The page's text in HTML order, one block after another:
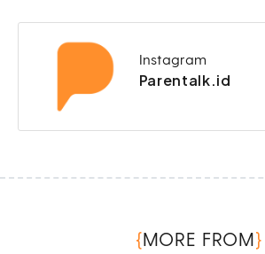
Instagram
Parentalk.id
{MORE FROM}